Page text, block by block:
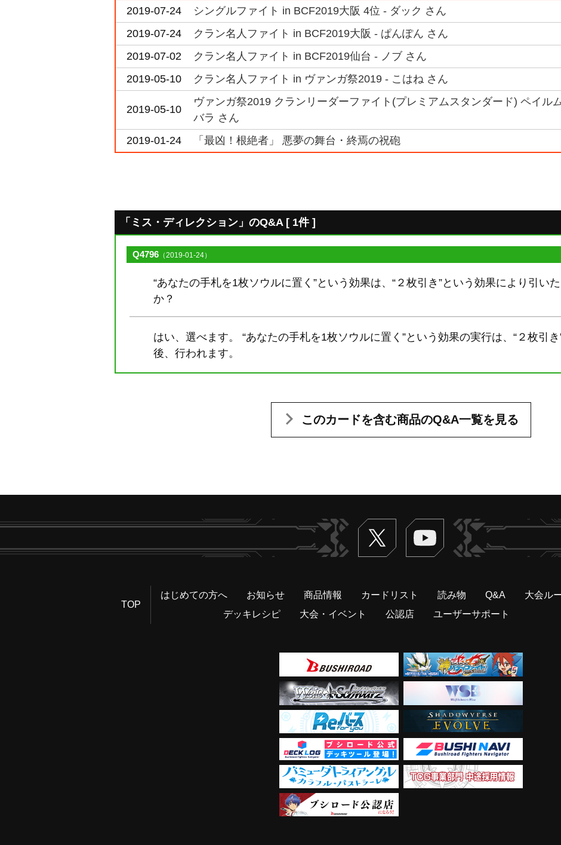
2019-07-24
シングルファイト in BCF2019大阪 4位 - ダック さん
2019-07-24
クラン名人ファイト in BCF2019大阪 - ぱんぽん さん
2019-07-02
クラン名人ファイト in BCF2019仙台 - ノブ さん
2019-05-10
クラン名人ファイト in ヴァンガ祭2019 - こはね さん
2019-05-10
ヴァンガ祭2019 クランリーダーファイト(プレミアムスタンダード) ペイル
バラ さん
2019-01-24
「最凶！根絶者」 悪夢の舞台・終焉の祝砲
「ミス・ディレクション」のQ&A [ 1件 ]
Q4796 （2019-01-24）
“あなたの手札を1枚ソウルに置く”という効果は、“２枚引き”という効果により引い
か？
はい、選べます。 “あなたの手札を1枚ソウルに置く”という効果の実行は、“２枚引
後、行われます。
このカードを含む商品のQ&A一覧を見る
Twitter ヴァンガードch
TOP
はじめての方へ お知らせ 商品情報 カードリスト 読み物 Q&A
大会ル
デッキレシピ
大会・イベント 公認店 ユーザーサポート